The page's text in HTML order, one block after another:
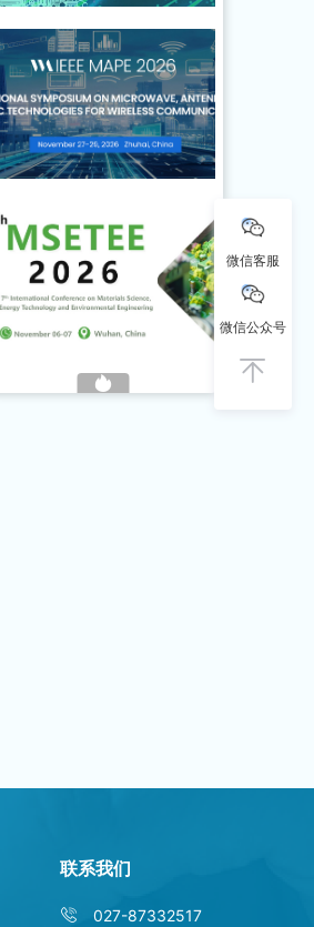
联系我们
027-87332517
微信客服
微信公众号